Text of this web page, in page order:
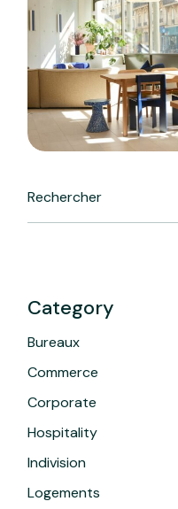
Category
Bureaux
Commerce
Corporate
Hospitality
Indivision
Logements